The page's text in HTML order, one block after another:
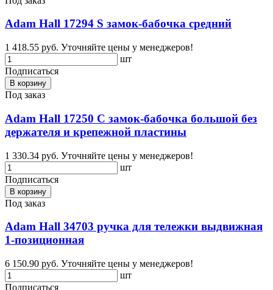
Adam Hall 17294 S замок-бабочка средний
1 418.55 руб. Уточняйте цены у менеджеров!
шт
Подписаться
В корзину
Под заказ
Adam Hall 17250 C замок-бабочка большой без
держателя и крепежной пластины
1 330.34 руб. Уточняйте цены у менеджеров!
шт
Подписаться
В корзину
Под заказ
Adam Hall 34703 ручка для тележки выдвижная
1-позиционная
6 150.90 руб. Уточняйте цены у менеджеров!
шт
Подписаться